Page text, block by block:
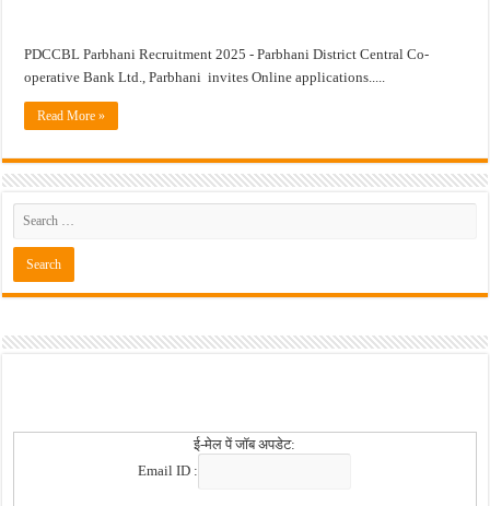
PDCCBL Parbhani Recruitment 2025 - Parbhani District Central Co-
operative Bank Ltd., Parbhani invites Online applications.....
Read More »
ई-मेल पें जॉब अपडेट:
Email ID :